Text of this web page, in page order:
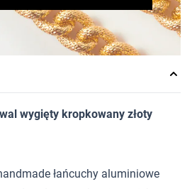
wygięty kropkowany złoty
łańcuchy aluminiowe